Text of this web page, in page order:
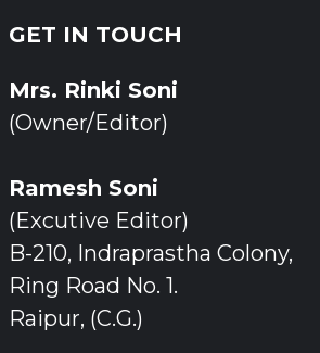
GET IN TOUCH
Mrs. Rinki Soni
(Owner/Editor)
Ramesh Soni
(Excutive Editor)
B-210, Indraprastha Colony,
Ring Road No. 1.
Raipur, (C.G.)